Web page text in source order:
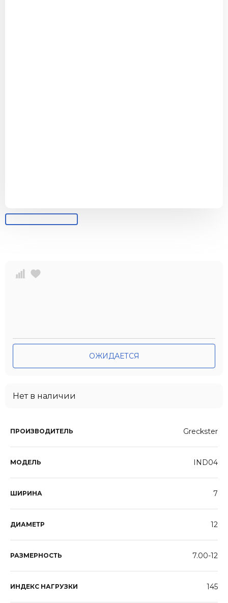
ПРОИЗВОДИТЕЛЬ Greckster
МОДЕЛЬ IND04
ШИРИНА 7
ДИАМЕТР 12
РАЗМЕРНОСТЬ 7.00-12
ИНДЕКС НАГРУЗКИ 145
ОЖИДАЕТСЯ
Нет в наличии